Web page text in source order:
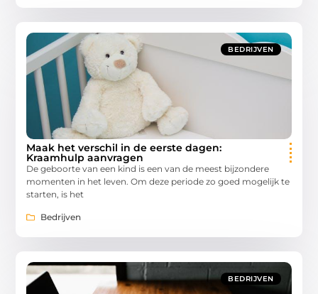
BEDRIJVEN
Maak het verschil in de eerste dagen:
Kraamhulp aanvragen
De geboorte van een kind is een van de meest bijzondere
momenten in het leven. Om deze periode zo goed mogelijk te
starten, is het
Bedrijven
BEDRIJVEN